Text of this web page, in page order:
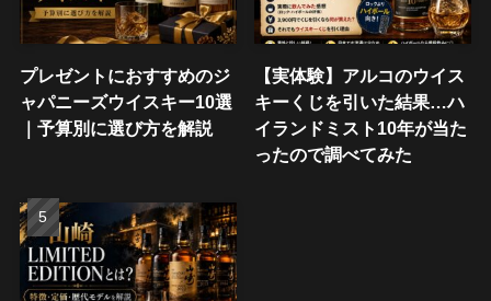
プレゼントにおすすめのジ
ャパニーズウイスキー10選
｜予算別に選び方を解説
【実体験】アルコのウイス
キーくじを引いた結果…ハ
イランドミスト10年が当た
ったので調べてみた